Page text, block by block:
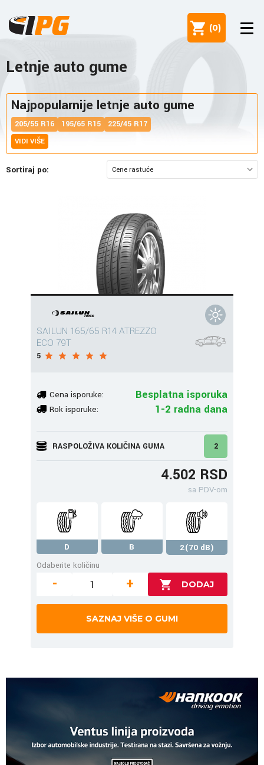
(0)
Letnje auto gume
Najpopularnije letnje auto gume
205/55 R16 195/65 R15 225/45 R17
VIDI VIŠE
Sortiraj po:
SAILUN 165/65 R14 ATREZZO
ECO 79T
5
Cena isporuke: Besplatna isporuka
Rok isporuke: 1-2 radna dana
RASPOLOŽIVA KOLIČINA GUMA 2
4.502 RSD
sa PDV-om
D B
2(70 dB)
Odaberite količinu
- +
SAZNAJ VIŠE O GUMI